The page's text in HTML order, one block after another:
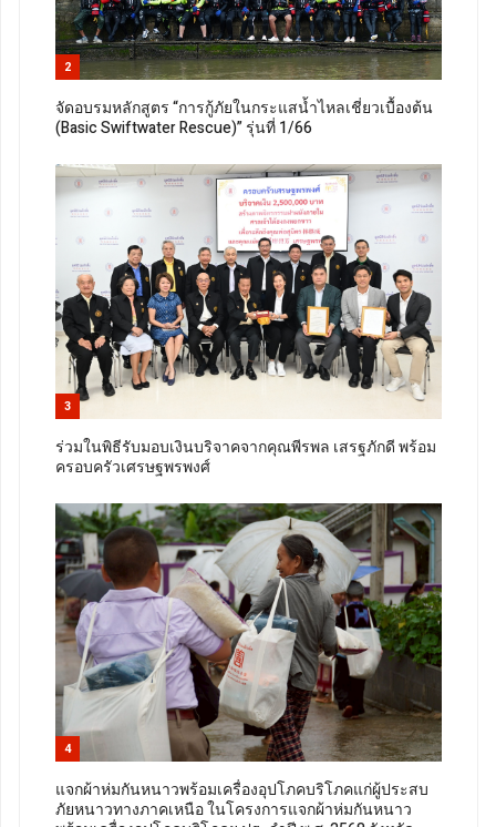
2
จัดอบรมหลักสูตร “การกู้ภัยในกระแสน้ำไหลเชี่ยวเบื้องต้น
(Basic Swiftwater Rescue)” รุ่นที่ 1/66
3
ร่วมในพิธีรับมอบเงินบริจาคจากคุณพีรพล เสรฐภักดี พร้อม
ครอบครัวเศรษฐพรพงศ์
4
แจกผ้าห่มกันหนาวพร้อมเครื่องอุปโภคบริโภคแก่ผู้ประสบ
ภัยหนาวทางภาคเหนือ ในโครงการแจกผ้าห่มกันหนาว